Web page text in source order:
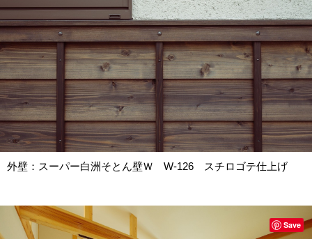
外壁：スーパー白洲そとん壁Ｗ W-126 スチロゴテ仕上げ
Save